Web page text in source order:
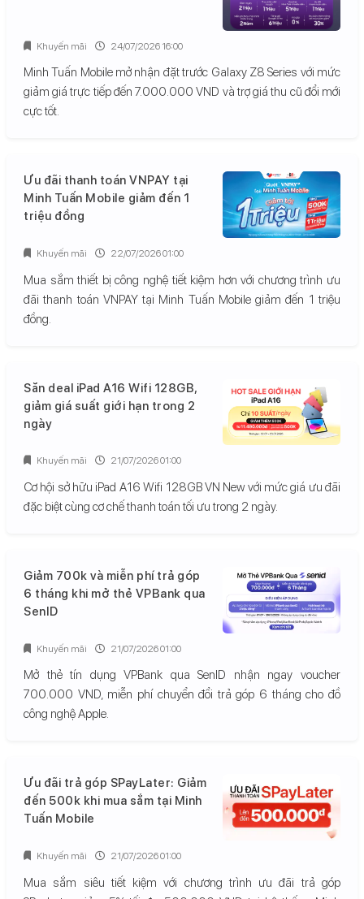
Minh Tuấn Mobile mở nhận đặt trước Galaxy Z8 Series với mức
giảm giá trực tiếp đến 7.000.000 VND và trợ giá thu cũ đổi mới
cực tốt.
Khuyến mãi 24/07/2026 16:00
Ưu đãi thanh toán VNPAY tại
Minh Tuấn Mobile giảm đến 1
triệu đồng
Mua sắm thiết bị công nghệ tiết kiệm hơn với chương trình ưu
đãi thanh toán VNPAY tại Minh Tuấn Mobile giảm đến 1 triệu
đồng.
Khuyến mãi 22/07/2026 01:00
Săn deal iPad A16 Wifi 128GB,
giảm giá suất giới hạn trong 2
ngày
Cơ hội sở hữu iPad A16 Wifi 128GB VN New với mức giá ưu đãi
đặc biệt cùng cơ chế thanh toán tối ưu trong 2 ngày.
Khuyến mãi 21/07/2026 01:00
Giảm 700k và miễn phí trả góp
6 tháng khi mở thẻ VPBank qua
SenID
Mở thẻ tín dụng VPBank qua SenID nhận ngay voucher
700.000 VND, miễn phí chuyển đổi trả góp 6 tháng cho đồ
công nghệ Apple.
Khuyến mãi 21/07/2026 01:00
Ưu đãi trả góp SPayLater: Giảm
đến 500k khi mua sắm tại Minh
Tuấn Mobile
Mua sắm siêu tiết kiệm với chương trình ưu đãi trả góp
Khuyến mãi 21/07/2026 01:00